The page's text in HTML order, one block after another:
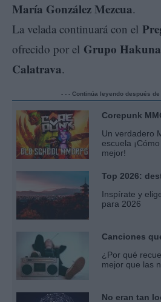
María González Mezcua.
La velada continuará con el
ofrecido por el Grupo
Calatrava.
- - - Continúa leyendo después
Corepunk
Un verdadero
escuela
mejor!
Top 2026:
Inspírate y
para 2026
Canciones
¿Por qué
mejor que las
No eran tan